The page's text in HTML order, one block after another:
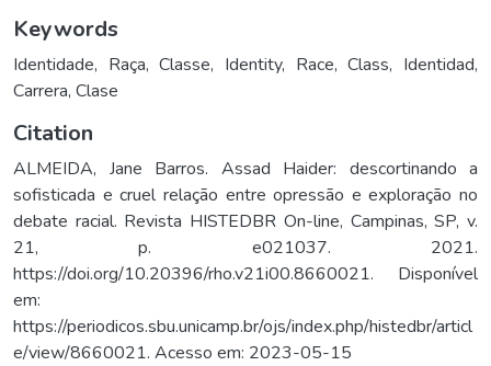
Keywords
Identidade, Raça,Classe, Identity, Race,Class, Identidad,
Carrera, Clase
Citation
ALMEIDA, Jane Barros. Assad Haider: descortinando a
sofisticada e cruel relação entre opressão e exploração no
debate racial. Revista HISTEDBR On-line, Campinas, SP, v.
21, p. e021037. 2021.
https://doi.org/10.20396/rho.v21i00.8660021. Disponível
em:
https://periodicos.sbu.unicamp.br/ojs/index.php/histedbr/articl
e/view/8660021. Acesso em: 2023-05-15